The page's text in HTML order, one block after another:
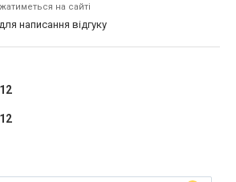
на сайті
для написання відгуку